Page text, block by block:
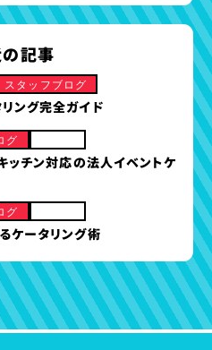
記事
スタッフブログ
ング完全ガイド
グ
ッチン対応の法人イベントケ
グ
ケータリング術
グプラン
メニュー
ション